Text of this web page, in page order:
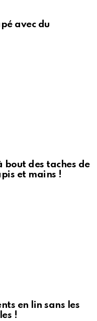
avec du
bout des taches de
et mains !
en lin sans les
!